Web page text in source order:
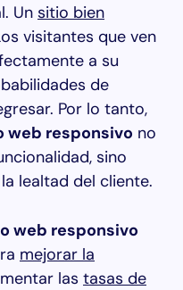
Un sitio bien
visitantes que ven
a su
de
Por lo tanto,
web responsivo no
sino
lealtad del cliente.
web responsivo
mejorar la
las tasas de